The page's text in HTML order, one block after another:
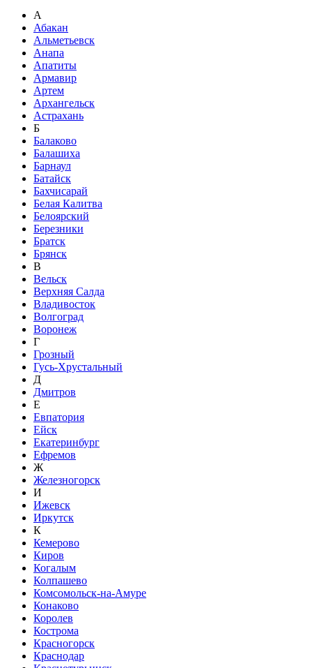
А
Абакан
Альметьевск
Анапа
Апатиты
Армавир
Артем
Архангельск
Астрахань
Б
Балаково
Балашиха
Барнаул
Батайск
Бахчисарай
Белая Калитва
Белоярский
Березники
Братск
Брянск
В
Вельск
Верхняя Салда
Владивосток
Волгоград
Воронеж
Г
Грозный
Гусь-Хрустальный
Д
Дмитров
Е
Евпатория
Ейск
Екатеринбург
Ефремов
Ж
Железногорск
И
Ижевск
Иркутск
К
Кемерово
Киров
Когалым
Колпашево
Комсомольск-на-Амуре
Конаково
Королев
Кострома
Красногорск
Краснодар